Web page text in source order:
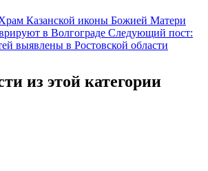
Казанской иконы Божией Матери
в Волгограде Следующий пост:
выявлены в Ростовской области
из этой категории